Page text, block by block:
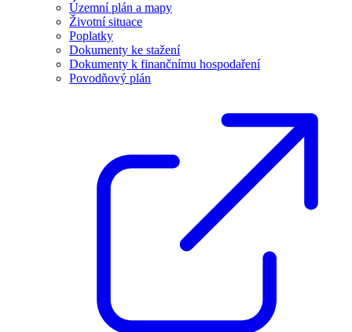
Územní plán a mapy
Životní situace
Poplatky
Dokumenty ke stažení
Dokumenty k finančnímu hospodaření
Povodňový plán